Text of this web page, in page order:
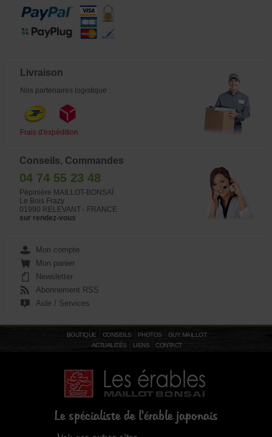
Livraison
Nos partenaires logistique :
Frais d'expédition
Conseils, Commandes
04 74 55 23 48
Pépinière MAILLOT-BONSAÏ
Le Bois Frazy
01990 RELEVANT - FRANCE
sur rendez-vous
Mon compte
Mon panier
Newsletter
Abonnement RSS
Aide / Services
BOUTIQUE CONSEILS PHOTOS
GUY MAILLOT
ACTUALITÉS
LIENS CONTACT
Le spécialiste de l'érable japonais